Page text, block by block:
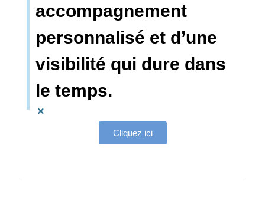
accompagnement
personnalisé et d’une
visibilité qui dure dans
le temps.
×
Cliquez ici